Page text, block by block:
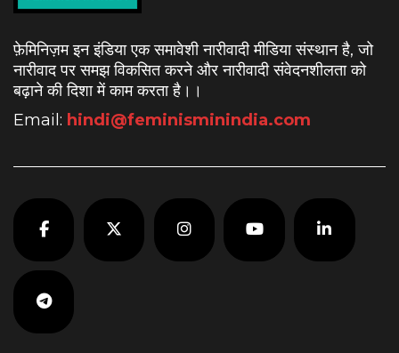
फ़ेमिनिज़म इन इंडिया एक समावेशी नारीवादी मीडिया संस्थान है, जो
नारीवाद पर समझ विकसित करने और नारीवादी संवेदनशीलता को
बढ़ाने की दिशा में काम करता है। ।
Email: hindi@feminisminindia.com